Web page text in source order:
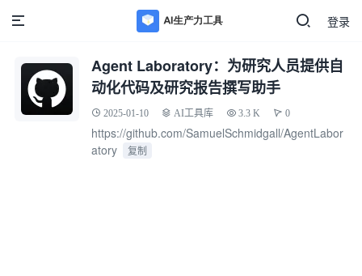
登录
Agent Laboratory：为研究人员提供自
动化代码及研究报告撰写助手
2025-01-10 AI工具库 3.3 K 0
https://github.com/SamuelSchmidgall/AgentLabor
atory
复制